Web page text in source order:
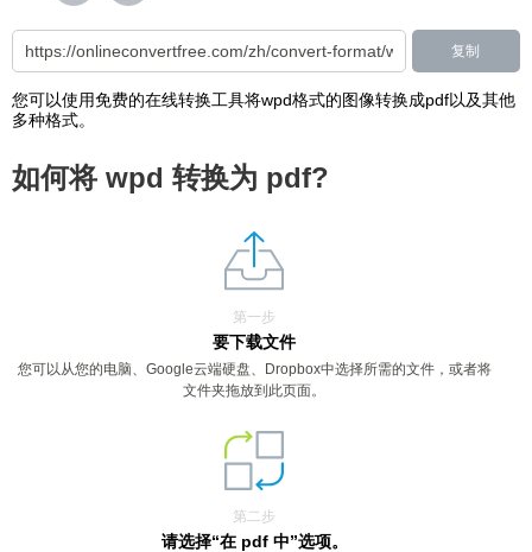
复制
您可以使用免费的在线转换工具将wpd格式的图像转换成pdf以及其他
多种格式。
如何将 wpd 转换为 pdf?
第一步
要下载文件
您可以从您的电脑、Google云端硬盘、Dropbox中选择所需的文件，或者将
文件夹拖放到此页面。
第二步
请选择“在 pdf 中”选项。